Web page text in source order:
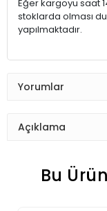
Eğer kargoyu saat
stoklarda olması
yapılmaktadır.
Yorumlar
Açıklama
Bu